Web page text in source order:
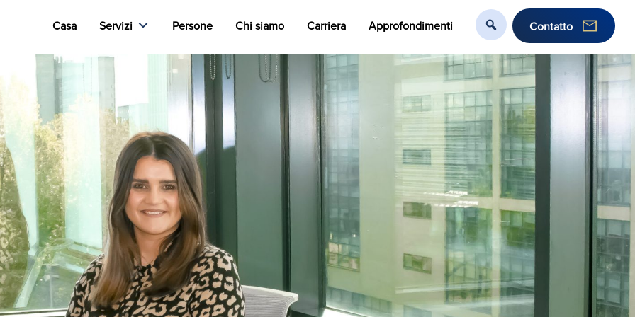
Casa Servizi Persone Chi siamo Carriera Approfondimenti Contatto